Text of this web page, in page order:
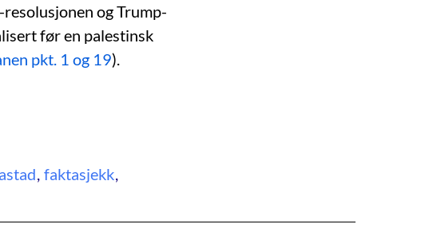
og Trump-
før en palestinsk
pkt. 1 og 19).
faktasjekk